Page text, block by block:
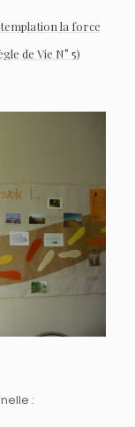
la force
de Vie N° 5)
: